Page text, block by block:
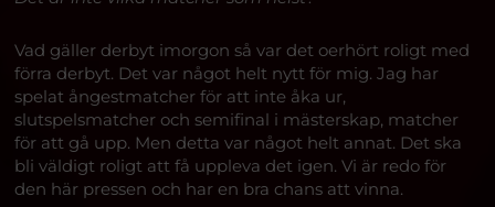
Vad gäller derbyt imorgon så var det oerhört roligt med
förra derbyt. Det var något helt nytt för mig. Jag har
spelat ångestmatcher för att inte åka ur,
slutspelsmatcher och semifinal i mästerskap, matcher
för att gå upp. Men detta var något helt annat. Det ska
bli väldigt roligt att få uppleva det igen. Vi är redo för
den här pressen och har en bra chans att vinna.